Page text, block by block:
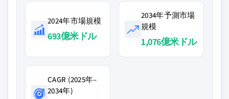
2024年市場規模
693億米ドル
2034年予測市場
規模
1,076億米ドル
CAGR (2025年–
2034年)